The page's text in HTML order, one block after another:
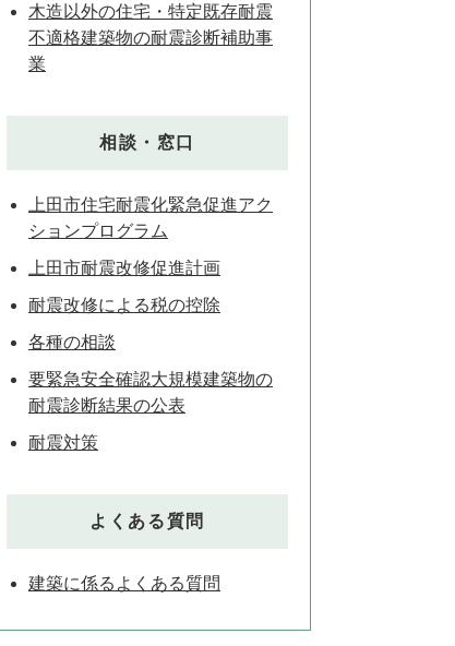
木造以外の住宅・特定既存耐震
不適格建築物の耐震診断補助事
業
相談・窓口
上田市住宅耐震化緊急促進アク
ションプログラム
上田市耐震改修促進計画
耐震改修による税の控除
各種の相談
要緊急安全確認大規模建築物の
耐震診断結果の公表
耐震対策
よくある質問
建築に係るよくある質問